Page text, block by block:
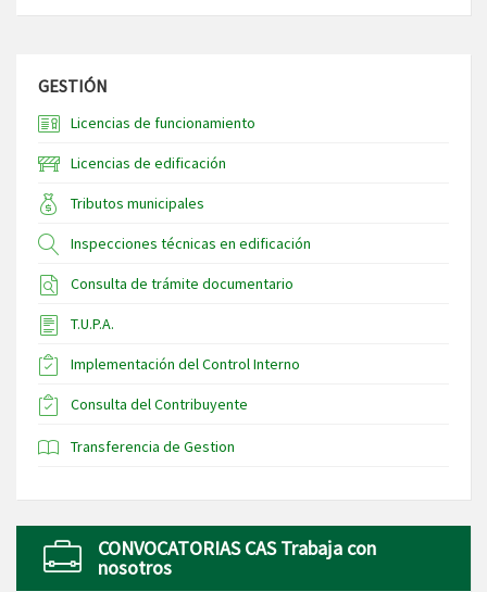
GESTIÓN
Licencias de funcionamiento
Licencias de edificación
Tributos municipales
Inspecciones técnicas en edificación
Consulta de trámite documentario
T.U.P.A.
Implementación del Control Interno
Consulta del Contribuyente
Transferencia de Gestion
CONVOCATORIAS CAS Trabaja con
nosotros